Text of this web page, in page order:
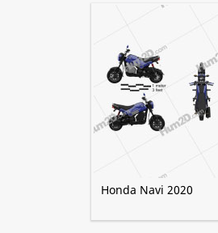
Honda Navi 2020